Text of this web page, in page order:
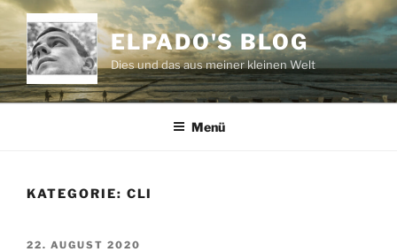
Zum
Inhalt
springen
ELPADO'S BLOG
Dies und das aus meiner kleinen Welt
Menü
KATEGORIE: CLI
VERÖFFENTLICHT
22. AUGUST 2020